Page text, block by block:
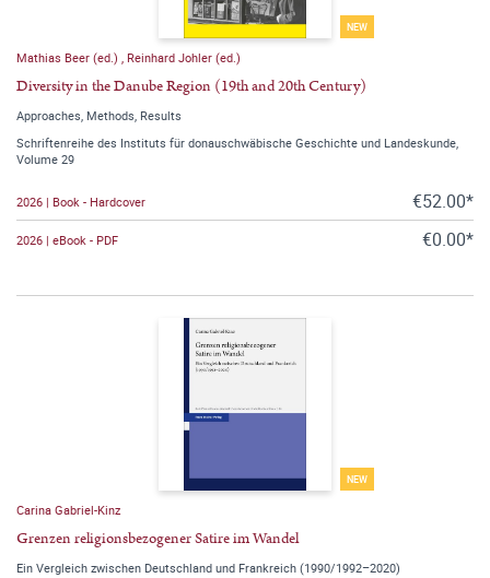
NEW
Mathias Beer (ed.) , Reinhard Johler (ed.)
Diversity in the Danube Region (19th and 20th Century)
Approaches, Methods, Results
Schriftenreihe des Instituts für donauschwäbische Geschichte und Landeskunde,
Volume 29
2026 | Book - Hardcover €52.00*
2026 | eBook - PDF €0.00*
NEW
Carina Gabriel-Kinz
Grenzen religionsbezogener Satire im Wandel
Ein Vergleich zwischen Deutschland und Frankreich (1990/1992–2020)